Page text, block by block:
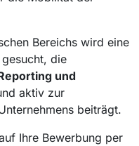
Bereichs wird eine
die
und
aktiv zur
beiträgt.
Ihre Bewerbung per